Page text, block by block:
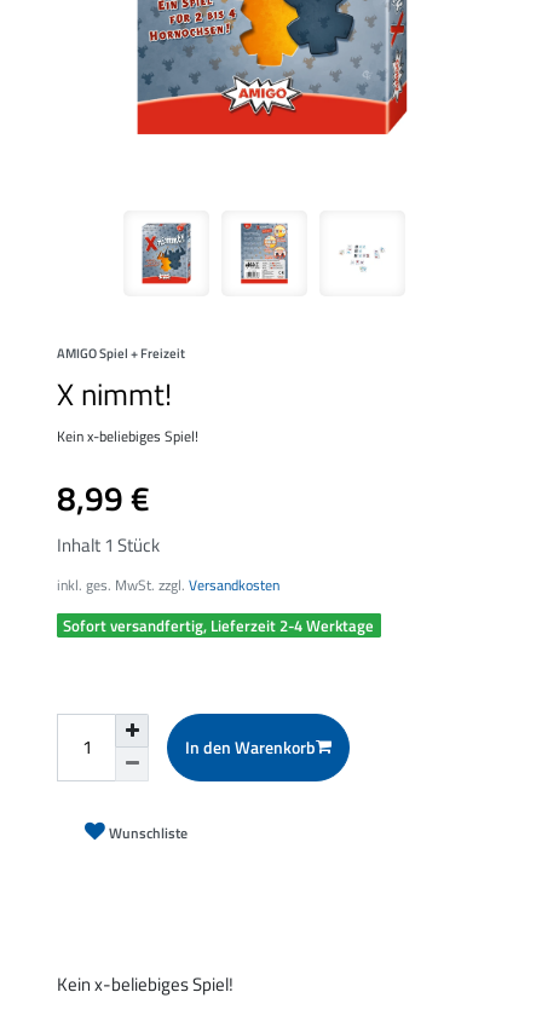
AMIGO Spiel + Freizeit
X nimmt!
Kein x-beliebiges Spiel!
8,99 €
Inhalt1Stück
inkl. ges. MwSt. zzgl.Versandkosten
Sofort versandfertig, Lieferzeit 2-4 Werktage
In den Warenkorb
Wunschliste
Kein x-beliebiges Spiel!